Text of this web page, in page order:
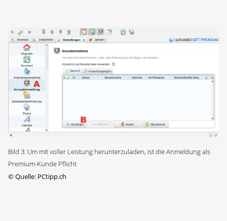
Bild 3: Um mit voller Leistung herunterzuladen, ist die Anmeldung als
Premium-Kunde Pflicht
©Quelle: PCtipp.ch